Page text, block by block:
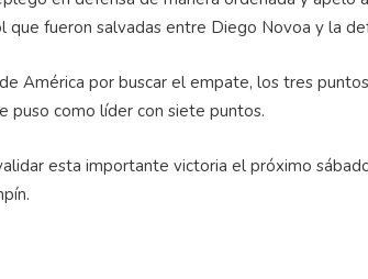
que fueron salvadas entre Diego Novoa y la
América por buscar el empate, los tres
puso como líder con siete puntos.
esta importante victoria el próximo